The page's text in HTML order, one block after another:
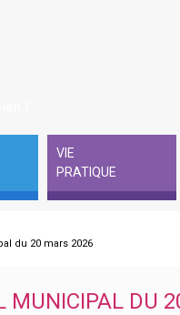
VIE
PRATIQUE
du 20 mars 2026
MUNICIPAL DU